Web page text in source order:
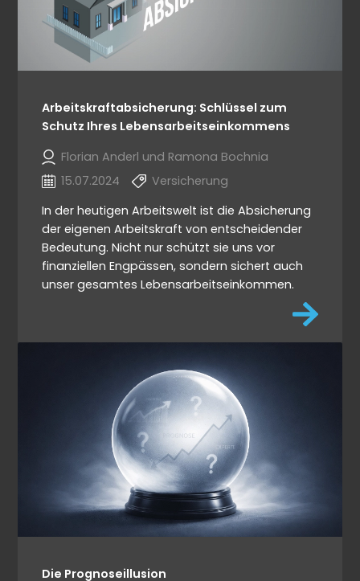
Arbeitskraftabsicherung: Schlüssel zum
Schutz Ihres Lebensarbeitseinkommens
Florian Anderl und Ramona Bochnia
15.07.2024
Versicherung
In der heutigen Arbeitswelt ist die Absicherung
der eigenen Arbeitskraft von entscheidender
Bedeutung. Nicht nur schützt sie uns vor
finanziellen Engpässen, sondern sichert auch
unser gesamtes Lebensarbeitseinkommen.
Die Prognoseillusion